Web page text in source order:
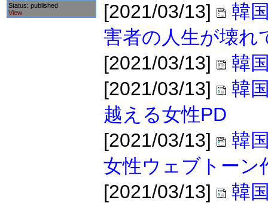
Status: published
View
[2021/03/13]
韓
害者の人生が壊れ
[2021/03/13]
韓
[2021/03/13]
韓
越える女性PD
[2021/03/13]
韓
女性ウェブトーン
[2021/03/13]
韓